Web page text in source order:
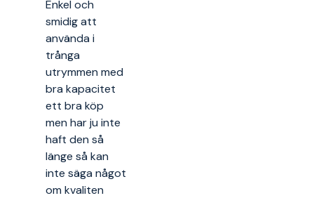
Enkel och
smidig att
använda i
trånga
utrymmen med
bra kapacitet
ett bra köp
men har ju inte
haft den så
länge så kan
inte säga något
om kvaliten